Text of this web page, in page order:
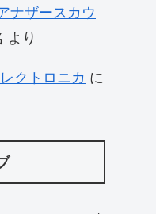
ナザースカウ
より
クトロニカ に